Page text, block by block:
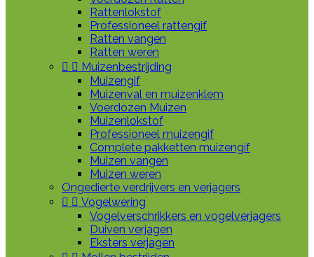
Rattenlokstof
Professioneel rattengif
Ratten vangen
Ratten weren
  Muizenbestrijding
Muizengif
Muizenval en muizenklem
Voerdozen Muizen
Muizenlokstof
Professioneel muizengif
Complete pakketten muizengif
Muizen vangen
Muizen weren
Ongedierte verdrijvers en verjagers
  Vogelwering
Vogelverschrikkers en vogelverjagers
Duiven verjagen
Eksters verjagen